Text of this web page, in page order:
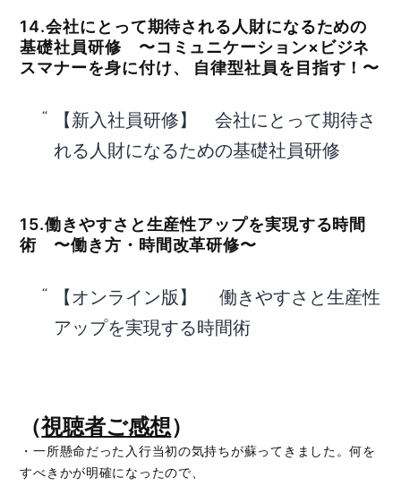
14.会社にとって期待される人財になるための
基礎社員研修 〜コミュニケーション×ビジネ
スマナーを身に付け、 自律型社員を目指す！〜
【新入社員研修】 会社にとって期待さ
れる人財になるための基礎社員研修
15.働きやすさと生産性アップを実現する時間
術 〜働き方・時間改革研修〜
【オンライン版】 働きやすさと生産性
アップを実現する時間術
（視聴者ご感想）
・一所懸命だった入行当初の気持ちが蘇ってきました。何を
すべきかが明確になったので、